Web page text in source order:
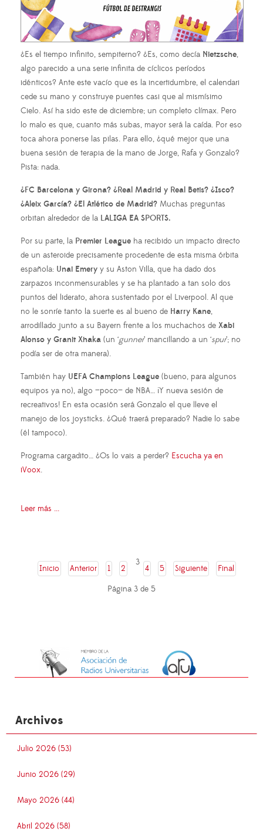
¿Es el tiempo infinito, sempiterno? ¿Es, como decía Nietzsche,
algo parecido a una serie infinita de cíclicos períodos
idénticos? Ante este vacío que es la incertidumbre, el calendari
cede su mano y construye puentes casi que al mismísimo
Cielo. Así ha sido este de diciembre; un completo clímax. Pero
lo malo es que, cuanto más subas, mayor será la caída. Por eso
toca ahora ponerse las pilas. Para ello, ¿qué mejor que una
buena sesión de terapia de la mano de Jorge, Rafa y Gonzalo?
Pista: nada.
¿FC Barcelona y Girona? ¿Real Madrid y Real Betis? ¿Isco?
¿Aleix García? ¿El Atlético de Madrid? Muchas preguntas
orbitan alrededor de la LALIGA EA SPORTS.
Por su parte, la Premier League ha recibido un impacto directo
de un asteroide precisamente procedente de esta misma órbita
española: Unai Emery y su Aston Villa, que ha dado dos
zarpazos inconmensurables y se ha plantado a tan solo dos
puntos del liderato, ahora sustentado por el Liverpool. Al que
no le sonríe tanto la suerte es al bueno de Harry Kane,
arrodillado junto a su Bayern frente a los muchachos de Xabi
Alonso y Granit Xhaka (un ‘gunner’ mancillando a un ‘spur’; no
podía ser de otra manera).
También hay UEFA Champions League (bueno, para algunos
equipos ya no), algo —poco— de NBA… ¡Y nueva sesión de
recreativos! En esta ocasión será Gonzalo el que lleve el
manejo de los joysticks. ¿Qué traerá preparado? Nadie lo sabe
(él tampoco).
Programa cargadito… ¿Os lo vais a perder? Escucha ya en
iVoox.
Leer más ...
Inicio Anterior 1 2
3
4 5 Siguiente
Final
Página 3 de 5
Archivos
Julio 2026 (53)
Junio 2026 (29)
Mayo 2026 (44)
Abril 2026 (58)